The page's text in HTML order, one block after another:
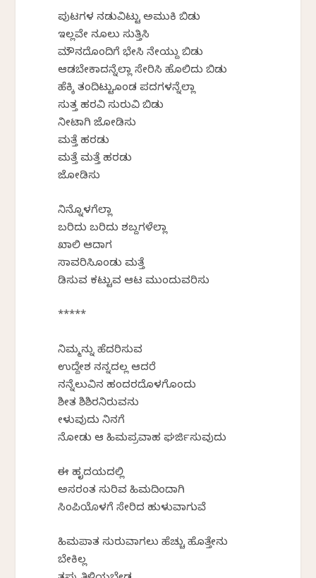
ಪುಟಗಳ ನಡುವಿಟ್ಟು ಅಮುಕಿ ಬಿಡು
ಇಲ್ಲವೇ ನೂಲು ಸುತ್ತಿಸಿ
ಮೌನದೊಂದಿಗೆ ಭೇಸಿ ನೇಯ್ದು ಬಿಡು
ಆಡಬೇಕಾದನ್ನೆಲ್ಲಾ ಸೇರಿಸಿ ಹೊಲಿದು ಬಿಡು
ಹೆಕ್ಕಿ ತಂದಿಟ್ಟುಕೊಂಡ ಪದಗಳನ್ನೆಲ್ಲಾ
ಸುತ್ತ ಹರವಿ ಸುರುವಿ ಬಿಡು
ನೀಟಾಗಿ ಜೋಡಿಸು
ಮತ್ತೆ ಹರಡು
ಮತ್ತೆ ಮತ್ತೆ ಹರಡು
ಜೋಡಿಸು
ನಿನ್ನೊಳಗೆಲ್ಲಾ
ಬರಿದು ಬರಿದು ಶಬ್ದಗಳೆಲ್ಲಾ
ಖಾಲಿ ಆದಾಗ
ಸಾವರಿಸಿಕೊಂಡು ಮತ್ತೆ
ಕೆಡಿಸುವ ಕಟ್ಟುವ ಆಟ ಮುಂದುವರಿಸು
*****
ನಿಮ್ಮನ್ನು ಹೆದರಿಸುವ
ಉದ್ದೇಶ ನನ್ನದಲ್ಲ ಆದರೆ
ನನ್ನೆಲುವಿನ ಹಂದರದೊಳಗೊಂದು
ಶೀತ ಶಿಶಿರನಿರುವನು
ಕೇಳುವುದು ನಿನಗೆ
ನೋಡು ಆ ಹಿಮಪ್ರವಾಹ ಘರ್ಜಿಸುವುದು
ಈ ಹೃದಯದಲ್ಲಿ
ಅಸರಂತ ಸುರಿವ ಹಿಮದಿಂದಾಗಿ
ಸಿಂಪಿಯೊಳಗೆ ಸೇರಿದ ಹುಳುವಾಗುವೆ
ಹಿಮಪಾತ ಸುರುವಾಗಲು ಹೆಚ್ಚು ಹೊತ್ತೇನು
ಬೇಕಿಲ್ಲ